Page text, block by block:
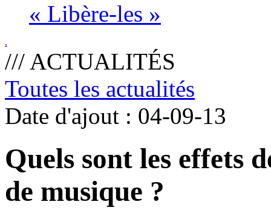
« Libère-les »
.
/// ACTUALITÉS
Toutes les actualités
Date d'ajout : 04-09-13
Quels sont les effets
de musique ?